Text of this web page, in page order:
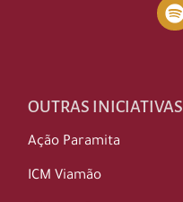
OUTRAS INICIATIVAS
Ação Paramita
ICM Viamão